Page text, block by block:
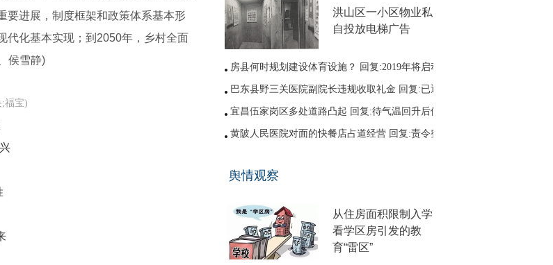
进展，制度框架和政策体系基本形
代化基本实现；到2050年，乡村全面
侯雪静)
福宝)
洪山区一小区物业私
自投放电梯广告
房县何时规划建设体育设施？ 回复:2019年将启动
巴东县野三关医院副院长违规收取礼金 回复:已退回
宜昌伍家岗区多处道路凸起 回复:待气温回升后修补
黄陂人民医院对面的快餐店占道经营 回复:责令整改
网友建议调整鱼梁洲循环线路 回复:没有客流支撑
舆情观察
从住房面积限制入学
看学区房引发的教
育“雷区”